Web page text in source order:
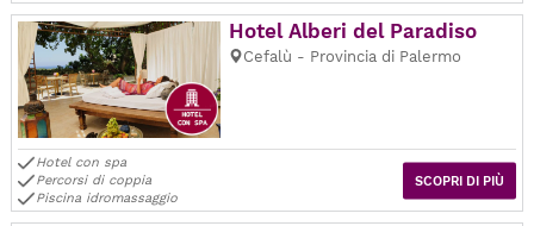
Hotel Alberi del Paradiso
Cefalù - Provincia di Palermo
SCOPRI DI PIÙ
Hotel con spa
Percorsi di coppia
Piscina idromassaggio